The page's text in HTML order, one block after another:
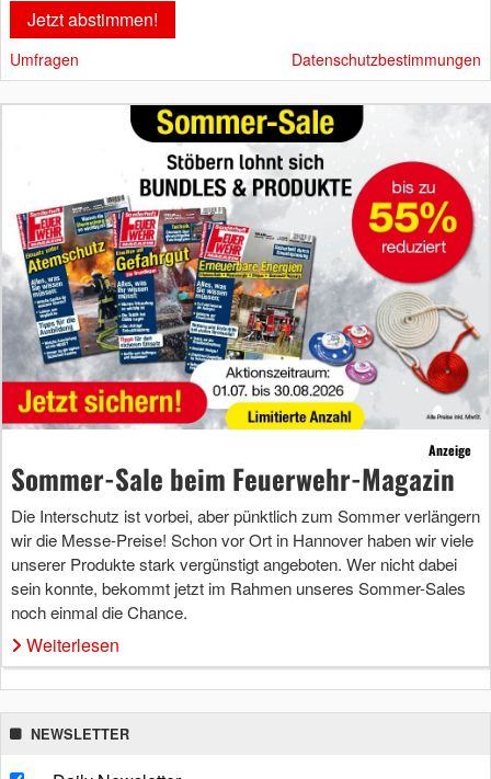
Umfragen Datenschutzbestimmungen
Anzeige
Sommer-Sale beim Feuerwehr-Magazin
Die Interschutz ist vorbei, aber pünktlich zum Sommer verlängern
wir die Messe-Preise! Schon vor Ort in Hannover haben wir viele
unserer Produkte stark vergünstigt angeboten. Wer nicht dabei
sein konnte, bekommt jetzt im Rahmen unseres Sommer-Sales
noch einmal die Chance.
Weiterlesen
NEWSLETTER